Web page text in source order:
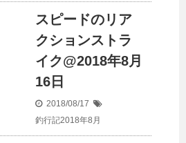
スピードのリア
クションストラ
イク@2018年8月
16日
2018/08/17
釣行記2018年8月